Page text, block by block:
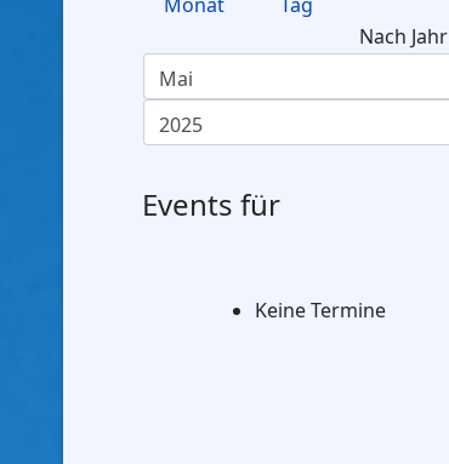
Nach Jahr
Events für
Keine Termine